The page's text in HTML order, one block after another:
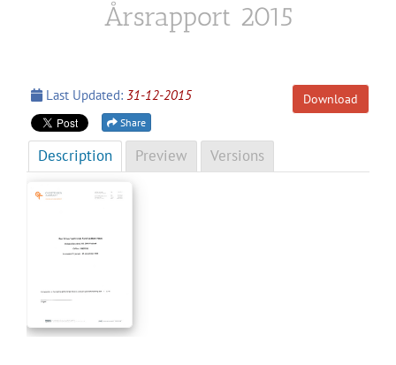
Årsrapport 2015
Download
Last Updated: 31-12-2015
Share
Description Preview Versions